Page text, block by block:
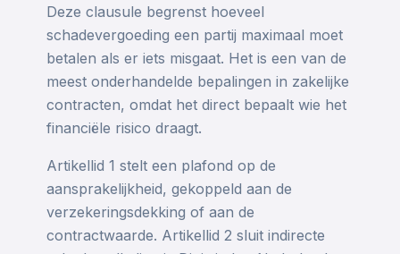
Deze clausule begrenst hoeveel
schadevergoeding een partij maximaal moet
betalen als er iets misgaat. Het is een van de
meest onderhandelde bepalingen in zakelijke
contracten, omdat het direct bepaalt wie het
financiële risico draagt.
Artikellid 1 stelt een plafond op de
aansprakelijkheid, gekoppeld aan de
verzekeringsdekking of aan de
contractwaarde. Artikellid 2 sluit indirecte